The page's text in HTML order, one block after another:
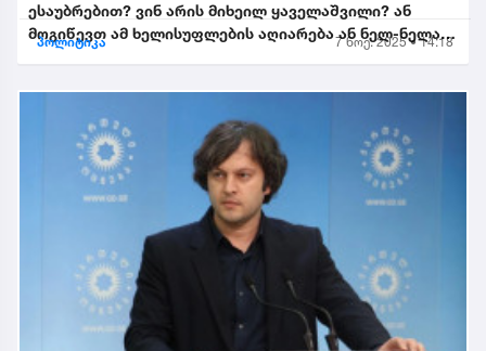
ესაუბრებით? ვინ არის მიხეილ ყაველაშვილი? ან
მოგიწევთ ამ ხელისუფლების აღიარება ან ნელ-ნელა
პოლიტიკა 7 ნოე. 2025 • 14:18